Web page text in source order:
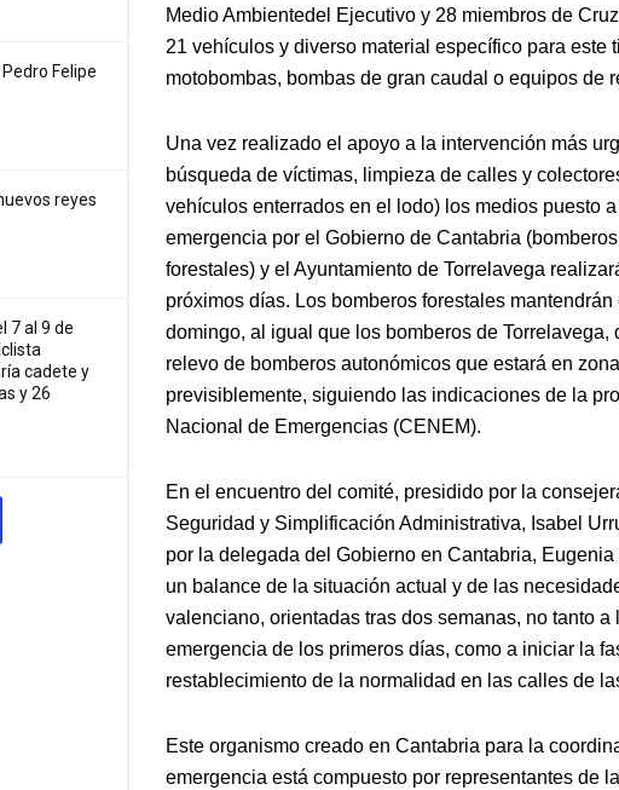
Felipe
reyes
7 al 9 de
cadete y
y 26
Medio Ambientedel Ejecutivo y 28 miembros de
21 vehículos y diverso material específico para este
motobombas, bombas de gran caudal o equipos de
Una vez realizado el apoyo a la intervención más
búsqueda de víctimas, limpieza de calles y
vehículos enterrados en el lodo) los medios puesto
emergencia por el Gobierno de Cantabria
forestales) y el Ayuntamiento de Torrelavega
próximos días. Los bomberos forestales
domingo, al igual que los bomberos de
relevo de bomberos autonómicos que estará en
previsiblemente, siguiendo las indicaciones de la
Nacional de Emergencias (CENEM).
En el encuentro del comité, presidido por la
Seguridad y Simplificación Administrativa, Isabel
por la delegada del Gobierno en Cantabria,
un balance de la situación actual y de las
valenciano, orientadas tras dos semanas, no tanto
emergencia de los primeros días, como a iniciar la
restablecimiento de la normalidad en las calles de
Este organismo creado en Cantabria para la
emergencia está compuesto por representantes de